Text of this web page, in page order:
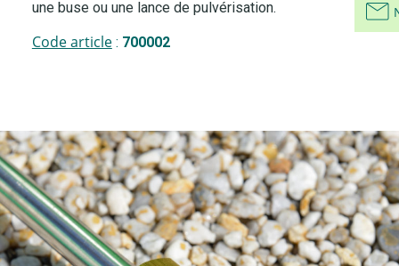
une buse ou une lance de pulvérisation.
Code article: 700002